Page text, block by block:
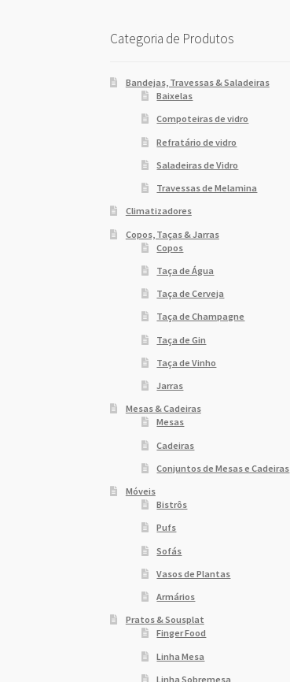
Categoria de Produtos
Bandejas, Travessas & Saladeiras
Baixelas
Compoteiras de vidro
Refratário de vidro
Saladeiras de Vidro
Travessas de Melamina
Climatizadores
Copos, Taças & Jarras
Copos
Taça de Água
Taça de Cerveja
Taça de Champagne
Taça de Gin
Taça de Vinho
Jarras
Mesas & Cadeiras
Mesas
Cadeiras
Conjuntos de Mesas e Cadeiras
Móveis
Bistrôs
Pufs
Sofás
Vasos de Plantas
Armários
Pratos & Sousplat
Finger Food
Linha Mesa
Linha Sobremesa